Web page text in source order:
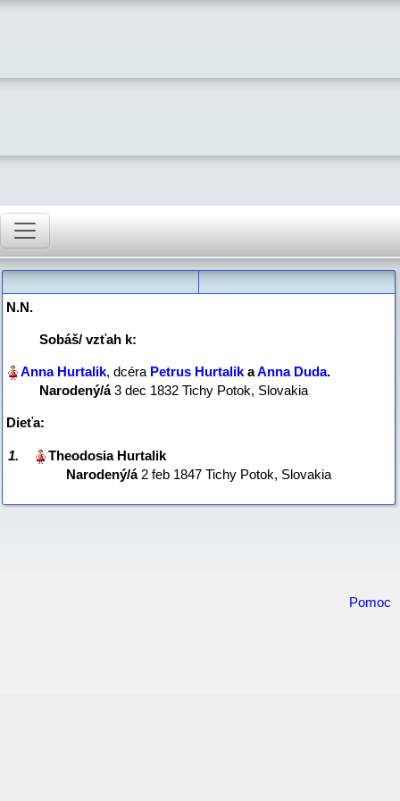
N.N.‎
Sobáš/ vzťah k:
, dcéra Petrus Hurtalik aAnna Duda‏.
Narodený/á‎3 dec 1832 Tichy Potok, Slovakia‎
Dieťa:
1.
Narodený/á‎2 feb 1847 Tichy Potok, Slovakia‎
Pomoc